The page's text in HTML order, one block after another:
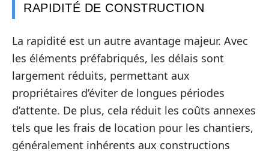
RAPIDITÉ DE CONSTRUCTION
La rapidité est un autre avantage majeur. Avec
les éléments préfabriqués, les délais sont
largement réduits, permettant aux
propriétaires d’éviter de longues périodes
d’attente. De plus, cela réduit les coûts annexes
tels que les frais de location pour les chantiers,
généralement inhérents aux constructions